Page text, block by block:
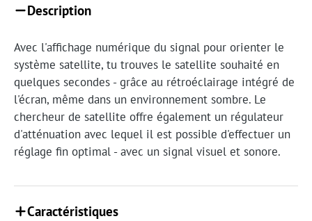
Description
Avec l'affichage numérique du signal pour orienter le
système satellite, tu trouves le satellite souhaité en
quelques secondes - grâce au rétroéclairage intégré de
l'écran, même dans un environnement sombre. Le
chercheur de satellite offre également un régulateur
d'atténuation avec lequel il est possible d'effectuer un
réglage fin optimal - avec un signal visuel et sonore.
Caractéristiques